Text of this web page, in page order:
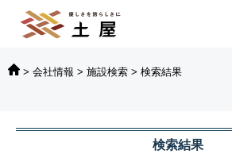
> 会社情報 > 施設検索 > 検索結果
定期巡回サービス土屋板橋
検索結果